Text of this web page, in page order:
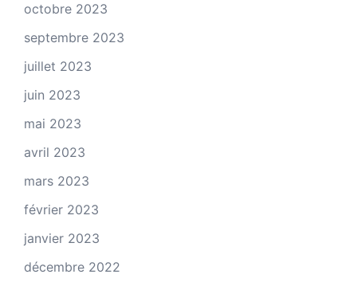
octobre 2023
septembre 2023
juillet 2023
juin 2023
mai 2023
avril 2023
mars 2023
février 2023
janvier 2023
décembre 2022